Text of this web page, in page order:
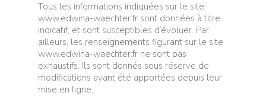
Tous les informations indiquées sur le site
www.edwina-waechter.fr sont données à titre
indicatif, et sont susceptibles d’évoluer. Par
ailleurs, les renseignements figurant sur le site
www.edwina-waechter.fr ne sont pas
exhaustifs. Ils sont donnés sous réserve de
modifications ayant été apportées depuis leur
mise en ligne.